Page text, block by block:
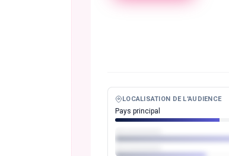
LOCALISATION DE L'AUDIENCE
Pays principal